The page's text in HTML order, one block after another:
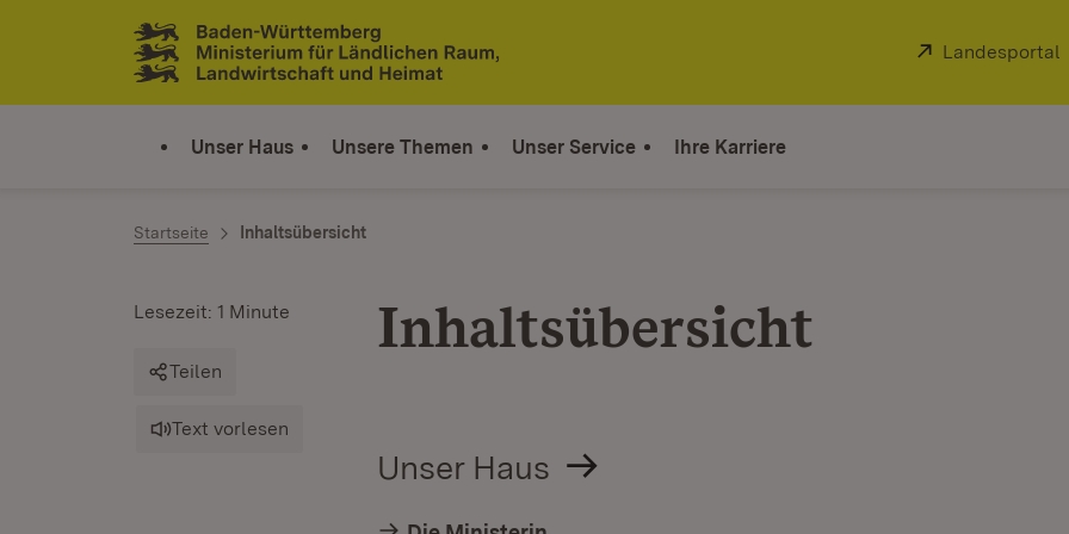
Zum Inhalt springen
Link zur Startseite
Extern:
Landesportal
Unser Haus Unsere Themen Unser Service Ihre Karriere
Startseite Inhaltsübersicht
Inhaltsübersicht
Lesezeit: 1 Minute
Teilen
Text vorlesen
Unser Haus